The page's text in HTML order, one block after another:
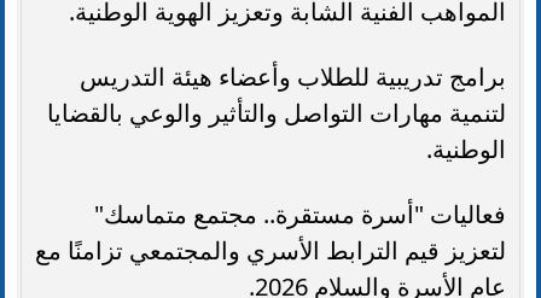
المواهب الفنية الشابة وتعزيز الهوية الوطنية.
برامج تدريبية للطلاب وأعضاء هيئة التدريس
لتنمية مهارات التواصل والتأثير والوعي بالقضايا
الوطنية.
فعاليات "أسرة مستقرة.. مجتمع متماسك"
لتعزيز قيم الترابط الأسري والمجتمعي تزامنًا مع
عام الأسرة والسلام 2026.